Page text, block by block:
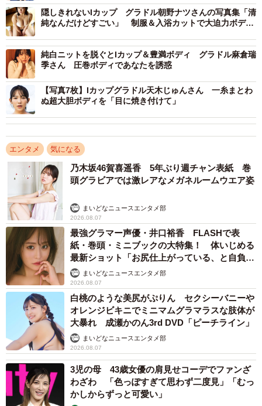
隠しきれないIカップ グラドル朝野ナツさんの写真集「清
純なんだけどすごい」 制服＆入浴カットで大迫力ボディ
純白ニットを脱ぐとIカップ＆豊満ボディ グラドル麻倉瑞
季さん 圧巻ボディであなたを誘惑
【写真7枚】Iカップグラドル天木じゅんさん 一糸まとわ
ぬ超大胆ボディを「目に焼き付けて」
エンタメ 気になる
乃木坂46賀喜遥香 5年ぶり週チャン表紙 巻
頭グラビアでは激レアなメガネルームウエア姿
まいどなニュースエンタメ部
2026.08.07
最強グラマー声優・井口裕香 FLASHで表
紙・巻頭・ミニブックの大特集！ 体いじめる
最新ショット「お尻仕上がっている、と自負し
ています」「いくつになっても理想の身体でい
たい」
まいどなニュースエンタメ部
2026.08.07
白桃のような美尻がぷりん セクシーバニーや
オレンジビキニでミニマムグラマラスな肢体が
大暴れ 成瀬かのん3rd DVD「ピーチライン」
まいどなニュースエンタメ部
2026.08.07
3児の母 43歳女優の肩見せコーデでファンざ
わざわ 「色っぽすぎて思わず二度見」「むっ
かしからずっと可愛い」